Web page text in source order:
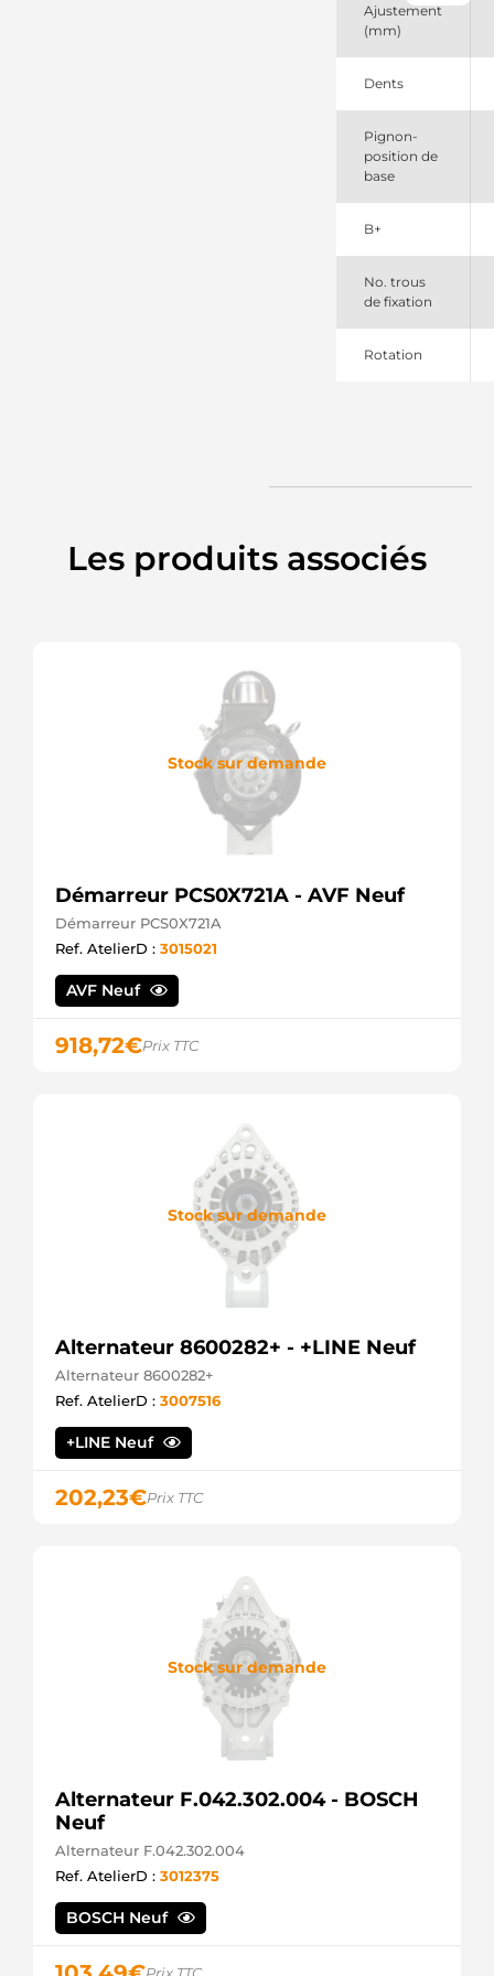
4793804
Chrysler
634028082
9007045018
Bosch
9007045018SEL
Wilson
913905
EDR
A77210
Ajustement
(mm)
Dents
Pignon-
position de
base
B+
No. trous
de fixation
Rotation
Les produits associés
Stock sur demande
Démarreur PCS0X721A - AVF Neuf
Démarreur PCS0X721A
Ref. AtelierD : 3015021
AVF Neuf
918,72€Prix TTC
Stock sur demande
Alternateur 8600282+ - +LINE Neuf
Alternateur 8600282+
Ref. AtelierD : 3007516
+LINE Neuf
202,23€Prix TTC
Stock sur demande
Alternateur F.042.302.004 - BOSCH
Neuf
Alternateur F.042.302.004
Ref. AtelierD : 3012375
BOSCH Neuf